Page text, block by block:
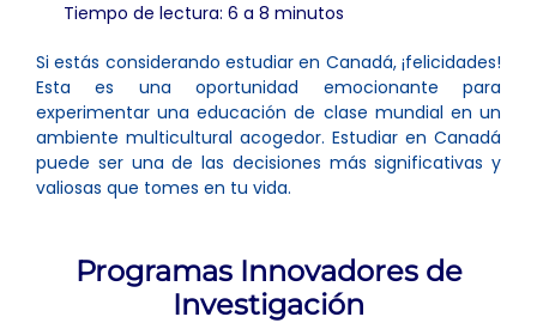
Tiempo de lectura: 6 a 8 minutos
Si estás considerando estudiar en Canadá, ¡felicidades!
Esta es una oportunidad emocionante para
experimentar una educación de clase mundial en un
ambiente multicultural acogedor. Estudiar en Canadá
puede ser una de las decisiones más significativas y
valiosas que tomes en tu vida.
Programas Innovadores de
Investigación